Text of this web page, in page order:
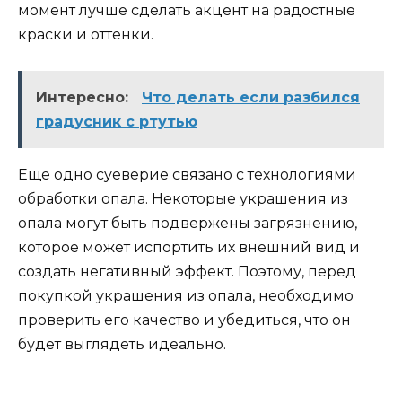
момент лучше сделать акцент на радостные
краски и оттенки.
Интересно:
Что делать если разбился
градусник с ртутью
Еще одно суеверие связано с технологиями
обработки опала. Некоторые украшения из
опала могут быть подвержены загрязнению,
которое может испортить их внешний вид и
создать негативный эффект. Поэтому, перед
покупкой украшения из опала, необходимо
проверить его качество и убедиться, что он
будет выглядеть идеально.